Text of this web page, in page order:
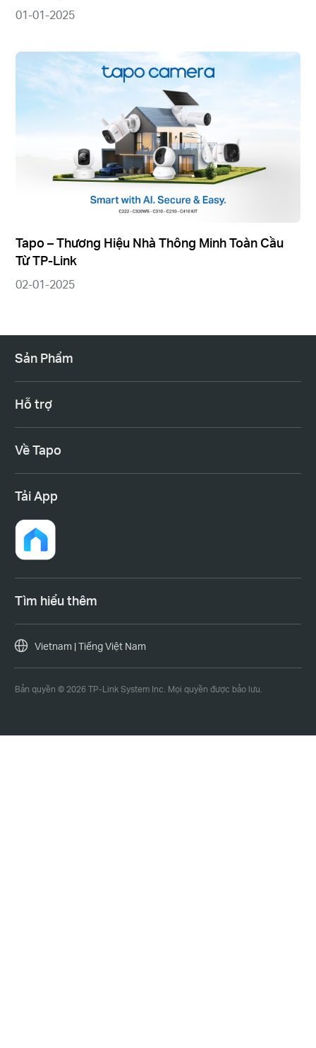
01-01-2025
Tapo – Thương Hiệu Nhà Thông Minh Toàn Cầu
Từ TP-Link
02-01-2025
Sản Phẩm
Hỗ trợ
Về Tapo
Tải App
Tìm hiểu thêm
Bản quyền © 2026 TP-Link System Inc. Mọi quyền được bảo lưu.
Vietnam | Tiếng Việt Nam